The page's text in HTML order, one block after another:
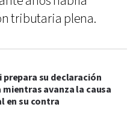
tributaria plena.
prepara su declaración
mientras avanza la causa
en su contra